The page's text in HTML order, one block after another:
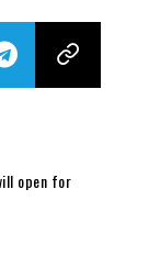
open for